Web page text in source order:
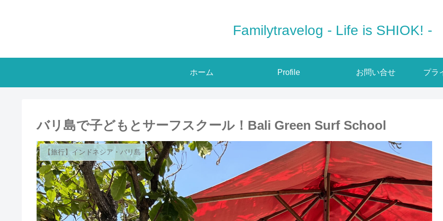
Familytravelog - Life is SHIOK! -
ホーム Profile お問い合せ プラ
バリ島で子どもとサーフスクール！Bali Green Surf School
【旅行】インドネシア・バリ島